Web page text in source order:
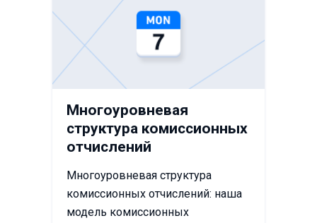
Многоуровневая
структура комиссионных
отчислений
Многоуровневая структура
комиссионных отчислений: наша
модель комиссионных